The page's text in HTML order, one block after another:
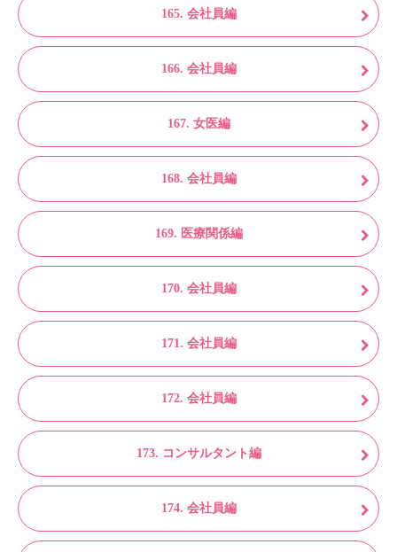
165. 会社員編
166. 会社員編
167. 女医編
168. 会社員編
169. 医療関係編
170. 会社員編
171. 会社員編
172. 会社員編
173. コンサルタント編
174. 会社員編